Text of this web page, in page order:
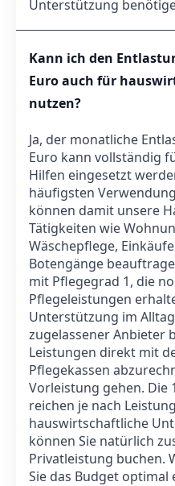
Unterstützung
Kann ich den
Euro auch für
nutzen?
Ja, der monatliche
Euro kann vollständig
Hilfen eingesetzt
häufigsten
können damit unsere
Tätigkeiten wie
Wäschepflege,
Botengänge
mit Pflegegrad 1, die
Pflegeleistungen
Unterstützung im
zugelassener Anbieter
Leistungen direkt mit
Pflegekassen
Vorleistung gehen. Die
reichen je nach
hauswirtschaftliche
können Sie natürlich
Privatleistung buchen.
Sie das Budget optimal